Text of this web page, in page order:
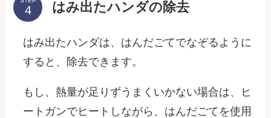
はみ出たハンダの除去
はみ出たハンダは、はんだごてでなぞるように
すると、除去できます。
もし、熱量が足りずうまくいかない場合は、ヒ
ートガンでヒートしながら、はんだごてを使用